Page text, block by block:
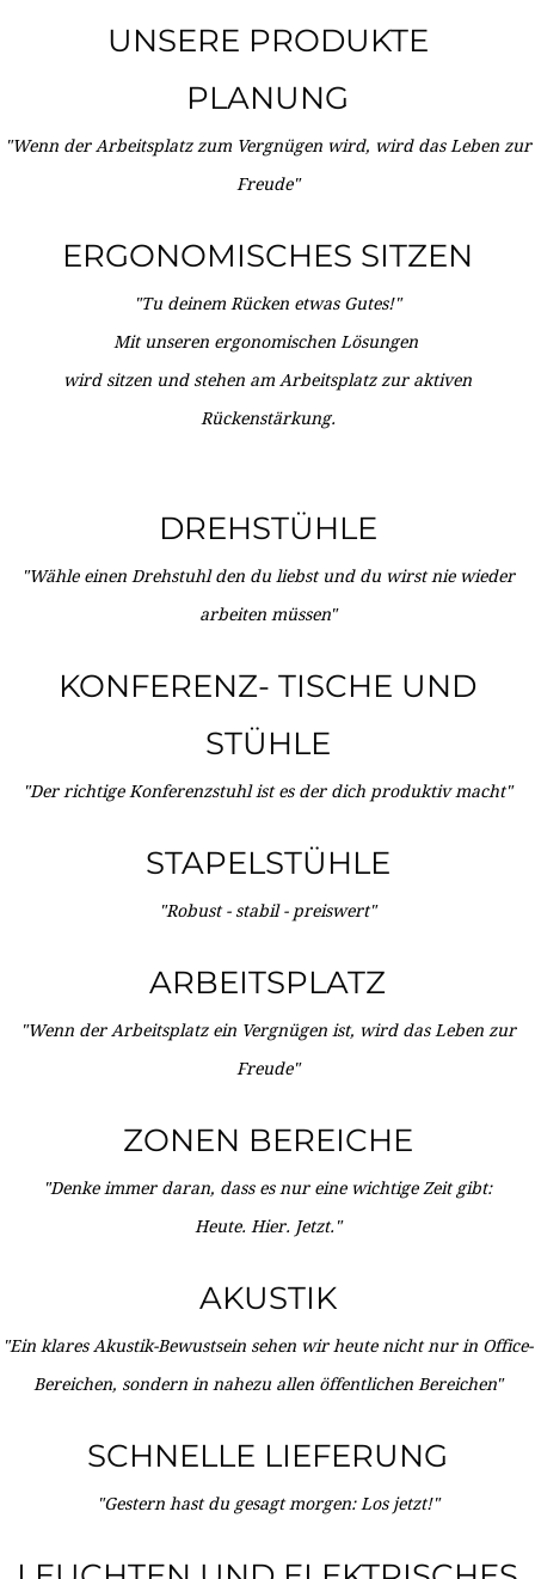
UNSERE PRODUKTE
PLANUNG
"Wenn der Arbeitsplatz zum Vergnügen wird, wird das Leben zur
Freude"
ERGONOMISCHES SITZEN
"Tu deinem Rücken etwas Gutes!"
Mit unseren ergonomischen Lösungen
wird sitzen und stehen am Arbeitsplatz zur aktiven
Rückenstärkung.
DREHSTÜHLE
"Wähle einen Drehstuhl den du liebst und du wirst nie wieder
arbeiten müssen"
KONFERENZ- TISCHE UND
STÜHLE
"Der richtige Konferenzstuhl ist es der dich produktiv macht"
STAPELSTÜHLE
"Robust - stabil - preiswert"
ARBEITSPLATZ
"Wenn der Arbeitsplatz ein Vergnügen ist, wird das Leben zur
Freude"
ZONEN BEREICHE
"Denke immer daran, dass es nur eine wichtige Zeit gibt:
Heute. Hier. Jetzt."
AKUSTIK
"Ein klares Akustik-Bewustsein sehen wir heute nicht nur in Office-
Bereichen, sondern in nahezu allen öffentlichen Bereichen"
SCHNELLE LIEFERUNG
"Gestern hast du gesagt morgen: Los jetzt!"